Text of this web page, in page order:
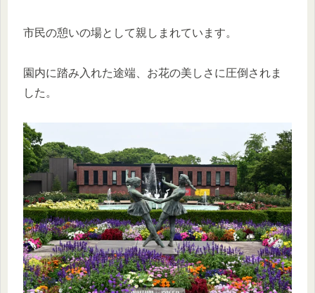
市民の憩いの場として親しまれています。
園内に踏み入れた途端、お花の美しさに圧倒されま
した。